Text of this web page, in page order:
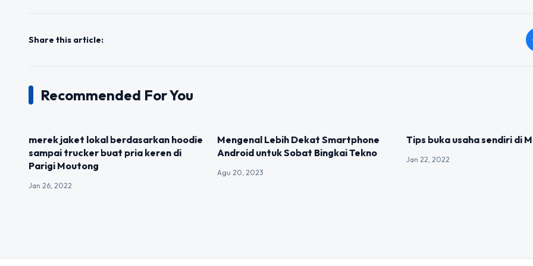
Share this article:
Recommended For You
merek jaket lokal berdasarkan hoodie
sampai trucker buat pria keren di
Parigi Moutong
Jan 26, 2022
Mengenal Lebih Dekat Smartphone
Android untuk Sobat Bingkai Tekno
Agu 20, 2023
Tips buka usaha sendiri di
Jan 22, 2022